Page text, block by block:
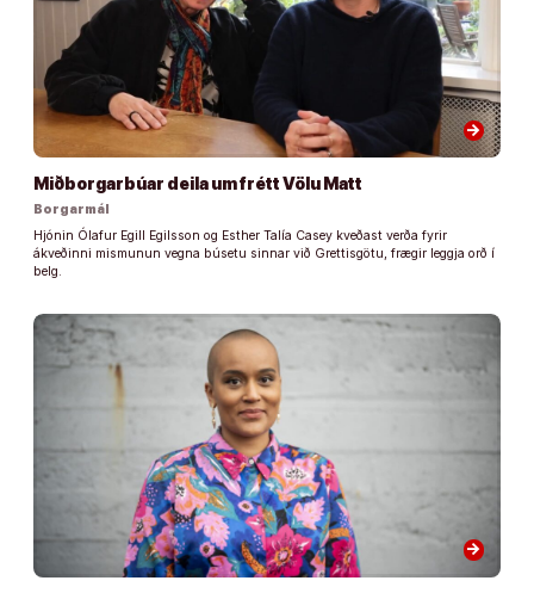
arrow_forward
Miðborgarbúar deila um frétt Völu Matt
Borgarmál
Hjónin Ólafur Egill Egilsson og Esther Talía Casey kveðast verða fyrir
ákveðinni mismunun vegna búsetu sinnar við Grettisgötu, frægir leggja orð í
belg.
arrow_forward